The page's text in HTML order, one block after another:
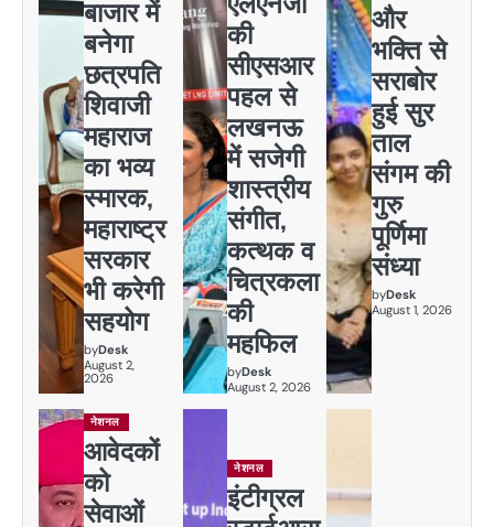
बाजार में
बनेगा
छत्रपति
शिवाजी
महाराज
का भव्य
स्मारक,
महाराष्ट्र
सरकार
भी करेगी
सहयोग
byDesk
August 2,
2026
की
सीएसआर
पहल से
लखनऊ
में सजेगी
शास्त्रीय
संगीत,
कत्थक व
चित्रकला
की
महफिल
byDesk
August 2, 2026
और
भक्ति से
सराबोर
हुई सुर
ताल
संगम की
गुरु
पूर्णिमा
संध्या
byDesk
August 1, 2026
नेशनल
आवेदकों
को
सेवाओं
नेशनल
इंटीग्रल